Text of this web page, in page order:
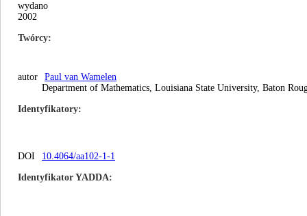
wydano
2002
Twórcy
autor
Paul van Wamelen
Department of Mathematics, Louisiana State University, Baton
Identyfikatory
DOI 10.4064/aa102-1-1
Identyfikator YADDA